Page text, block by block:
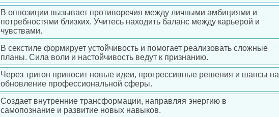
В оппозиции вызывает противоречия между личными амбициями и
потребностями близких. Учитесь находить баланс между карьерой и
чувствами.
В секстиле формирует устойчивость и помогает реализовать сложные
планы. Сила воли и настойчивость ведут к признанию.
Через тригон приносит новые идеи, прогрессивные решения и шансы на
обновление профессиональной сферы.
Создает внутренние трансформации, направляя энергию в
самопознание и развитие новых навыков.